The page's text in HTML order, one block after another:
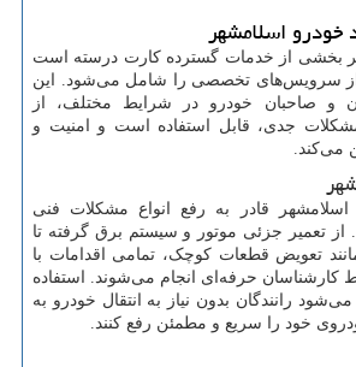
اسلامشهر
بخشی از خدمات گسترده کارت درسته است
سرویس‌های تخصصی را شامل می‌شود. این
و صاحبان خودرو در شرایط مختلف، از
جدی، قابل استفاده است و امنیت و
می‌کند.
اسلامشهر قادر به رفع انواع مشکلات فنی
تعمیر جزئی موتور و سیستم برق گرفته تا
تعویض قطعات کوچک، تمامی اقدامات با
کارشناسان حرفه‌ای انجام می‌شوند. استفاده
رانندگان بدون نیاز به انتقال خودرو به
خود را سریع و مطمئن رفع کنند.